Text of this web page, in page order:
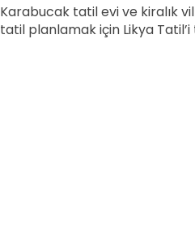
Karabucak tatil evi ve kiralık
tatil planlamak için Likya